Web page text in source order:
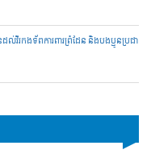
វីរកងទ័ពការពារព្រំដែន និងបងប្អូនប្រជា